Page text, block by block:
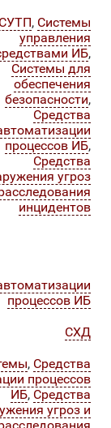
, Системы
управления
ИБ,
Системы для
обеспечения
безопасности,
Средства
процессов ИБ,
Средства
угроз
инцидентов
процессов ИБ
СХД
, Средства
процессов
ИБ, Средства
угроз и